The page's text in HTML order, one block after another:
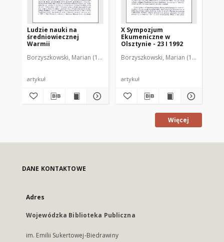
Ludzie nauki na
średniowiecznej
Warmii
Borzyszkowski, Marian (1936-2001)
artykuł
X Sympozjum
Ekumeniczne w
Olsztynie - 23 I 1992
Borzyszkowski, Marian (1936-2001)
artykuł
Więcej
DANE KONTAKTOWE
Adres
Wojewódzka Biblioteka Publiczna
im. Emilii Sukertowej-Biedrawiny